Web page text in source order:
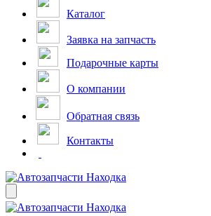
Каталог
Заявка на запчасть
Подарочные карты
О компании
Обратная связь
Контакты